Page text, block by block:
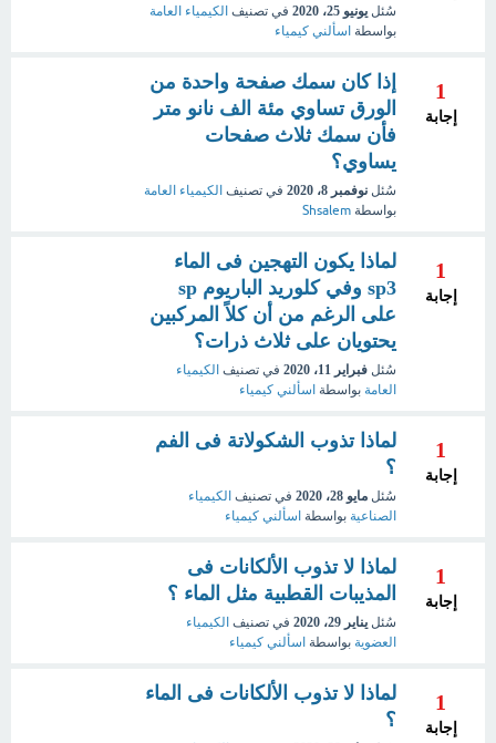
سُئل يونيو 25، 2020 في تصنيف الكيمياء العامة
بواسطة اسألني كيمياء
1
إجابة
إذا كان سمك صفحة واحدة من
الورق تساوي مئة الف نانو متر
فأن سمك ثلاث صفحات
يساوي؟
سُئل نوفمبر 8، 2020 في تصنيف الكيمياء العامة
بواسطة Shsalem
1
إجابة
لماذا يكون التهجين فى الماء
sp3 وفي كلوريد الباريوم sp
على الرغم من أن كلاً المركبين
يحتويان على ثلاث ذرات؟
سُئل فبراير 11، 2020 في تصنيف الكيمياء
العامة بواسطة اسألني كيمياء
1
إجابة
لماذا تذوب الشكولاتة فى الفم
؟
سُئل مايو 28، 2020 في تصنيف الكيمياء
الصناعية بواسطة اسألني كيمياء
1
إجابة
لماذا لا تذوب الألكانات فى
المذيبات القطبية مثل الماء ؟
سُئل يناير 29، 2020 في تصنيف الكيمياء
العضوية بواسطة اسألني كيمياء
1
إجابة
لماذا لا تذوب الألكانات فى الماء
؟